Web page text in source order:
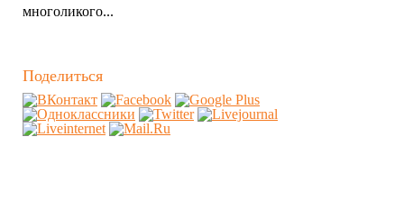
многоликого...
Поделиться